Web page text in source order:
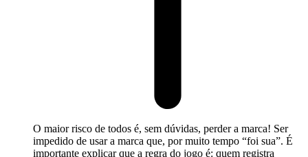
O maior risco de todos é, sem dúvidas, perder a marca! Ser
impedido de usar a marca que, por muito tempo “foi sua”. É
importante explicar que a regra do jogo é: quem registra